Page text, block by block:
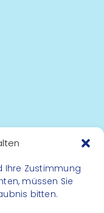
Ihre Zustimmung
müssen Sie
bitten.